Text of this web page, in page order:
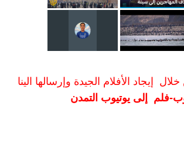
إيجاد الأفلام الجيدة وإرسالها الينا
فلم إلى يوتيوب التمدن